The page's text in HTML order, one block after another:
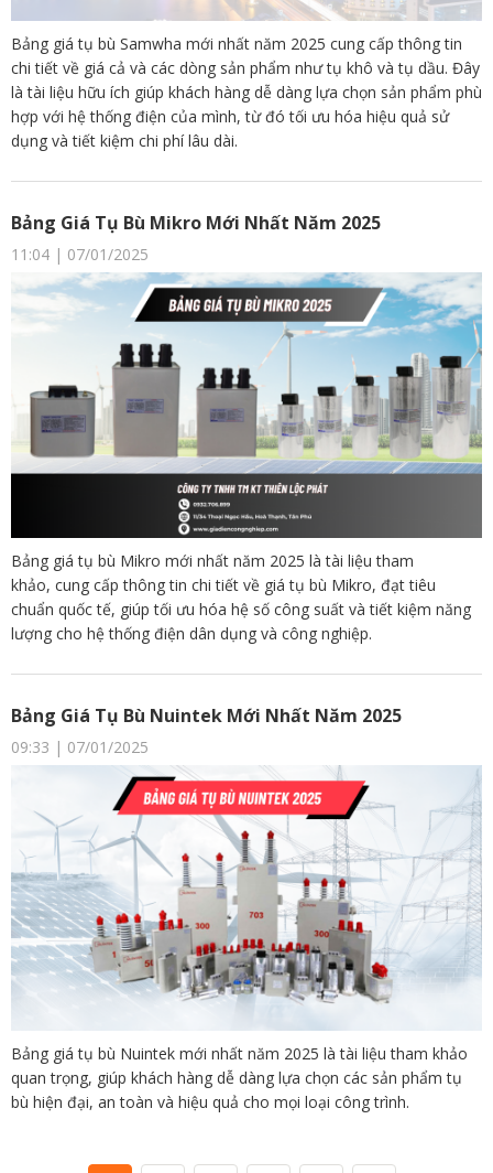
Bảng giá tụ bù Samwha mới nhất năm 2025 cung cấp thông tin
chi tiết về giá cả và các dòng sản phẩm như tụ khô và tụ dầu. Đây
là tài liệu hữu ích giúp khách hàng dễ dàng lựa chọn sản phẩm phù
hợp với hệ thống điện của mình, từ đó tối ưu hóa hiệu quả sử
dụng và tiết kiệm chi phí lâu dài.
Bảng Giá Tụ Bù Mikro Mới Nhất Năm 2025
11:04 | 07/01/2025
Bảng giá tụ bù Mikro mới nhất năm 2025 là tài liệu tham
khảo, cung cấp thông tin chi tiết về giá tụ bù Mikro, đạt tiêu
chuẩn quốc tế, giúp tối ưu hóa hệ số công suất và tiết kiệm năng
lượng cho hệ thống điện dân dụng và công nghiệp.
Bảng Giá Tụ Bù Nuintek Mới Nhất Năm 2025
09:33 | 07/01/2025
Bảng giá tụ bù Nuintek mới nhất năm 2025 là tài liệu tham khảo
quan trọng, giúp khách hàng dễ dàng lựa chọn các sản phẩm tụ
bù hiện đại, an toàn và hiệu quả cho mọi loại công trình.